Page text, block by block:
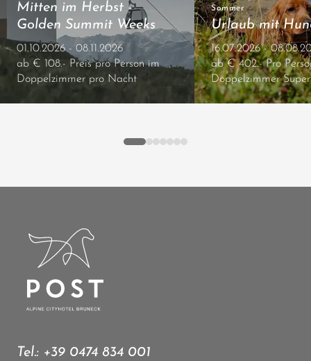
Mitten im Herbst -
Golden Summit Weeks
01.10.2026 - 08.11.2026
ab € 108.- Preis pro Person im
Doppelzimmer pro Nacht
Sommer
Urlaub mit
16.07.2026 -
ab € 402.- Pro
Doppelzimmer
Tel.: +39 0474 834 001